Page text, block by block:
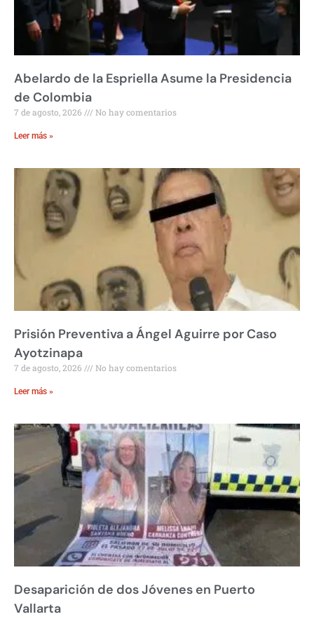
Abelardo de la Espriella Asume la Presidencia
de Colombia
7 de agosto, 2026 No hay comentarios
Leer más »
Prisión Preventiva a Ángel Aguirre por Caso
Ayotzinapa
7 de agosto, 2026 No hay comentarios
Leer más »
Desaparición de dos Jóvenes en Puerto
Vallarta